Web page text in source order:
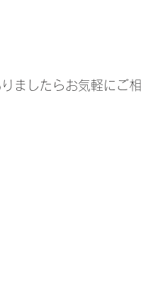
ましたらお気軽にご相